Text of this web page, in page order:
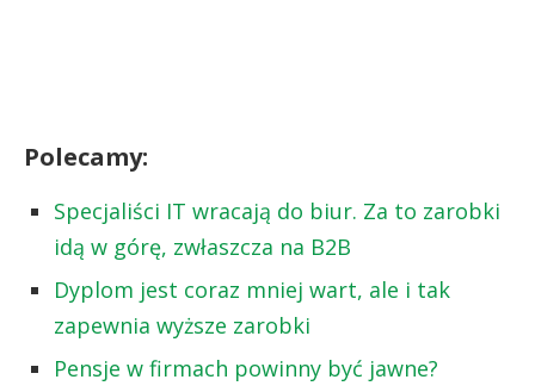
Polecamy:
Specjaliści IT wracają do biur. Za to zarobki
idą w górę, zwłaszcza na B2B
Dyplom jest coraz mniej wart, ale i tak
zapewnia wyższe zarobki
Pensje w firmach powinny być jawne?